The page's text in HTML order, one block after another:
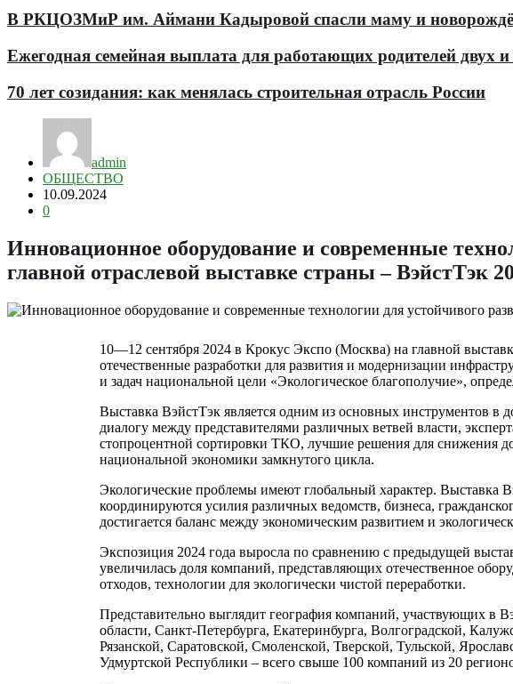
В РКЦОЗМиР им. Аймани Кадыровой спасли маму и
Ежегодная семейная выплата для работающих родителей двух и
70 лет созидания: как менялась строительная отрасль России
admin
ОБЩЕСТВО
10.09.2024
0
Инновационное оборудование и современные
главной отраслевой выставке страны – ВэйстТэк
10—12 сентября 2024 в Крокус Экспо (Москва) на главной
отечественные разработки для развития и модернизации
и задач национальной цели «Экологическое благополучие»,
Выставка ВэйстТэк является одним из основных инструментов в
диалогу между представителями различных ветвей власти,
стопроцентной сортировки ТКО, лучшие решения для снижения
национальной экономики замкнутого цикла.
Экологические проблемы имеют глобальный характер. Выставка
координируются усилия различных ведомств, бизнеса,
достигается баланс между экономическим развитием и
Экспозиция 2024 года выросла по сравнению с предыдущей
увеличилась доля компаний, представляющих отечественное
отходов, технологии для экологически чистой переработки.
Представительно выглядит география компаний, участвующих в
области, Санкт-Петербурга, Екатеринбурга, Волгоградской,
Рязанской, Саратовской, Смоленской, Тверской, Тульской,
Удмуртской Республики – всего свыше 100 компаний из 20